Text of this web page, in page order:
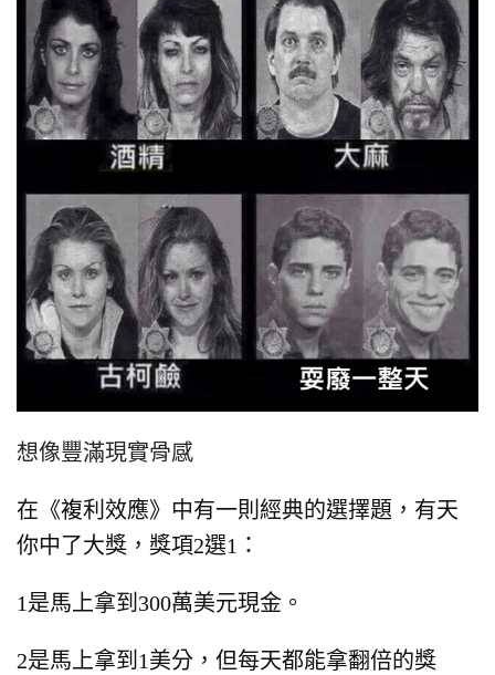
想像豐滿現實骨感
在《複利效應》中有一則經典的選擇題， 有天
你中了大獎，獎項2選1：
1是馬上拿到300萬美元現金。
2是馬上拿到1美分，但每天都能拿翻倍的獎